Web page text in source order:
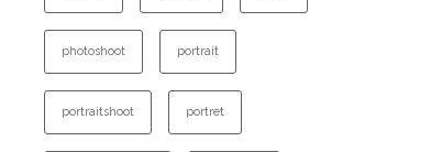
photoshoot portrait
portraitshoot portret